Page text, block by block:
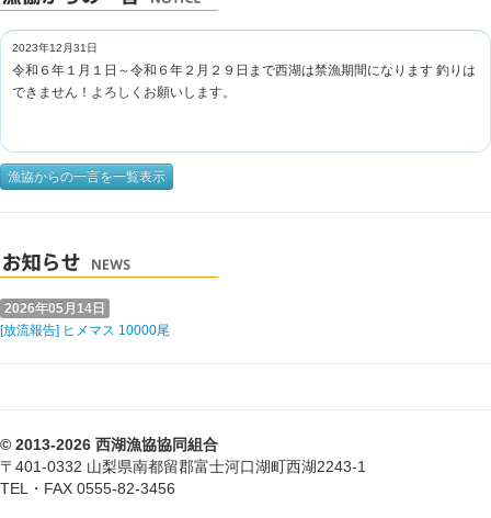
2023年12月31日
令和６年１月１日～令和６年２月２９日まで西湖は禁漁期間になります 釣りは
できません！よろしくお願いします。
漁協からの一言を一覧表示
2026年05月14日
[放流報告] ヒメマス 10000尾
© 2013-2026 西湖漁協協同組合
〒401-0332 山梨県南都留郡富士河口湖町西湖2243-1
TEL・FAX 0555-82-3456